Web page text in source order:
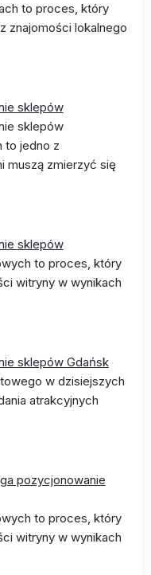
to proces, który
znajomości lokalnego
sklepów
sklepów
to jedno z
muszą zmierzyć się
sklepów
to proces, który
witryny w wynikach
sklepów Gdańsk
w dzisiejszych
atrakcyjnych
pozycjonowanie
to proces, który
witryny w wynikach